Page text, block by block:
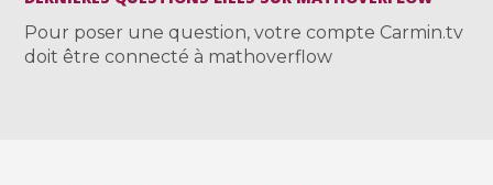
Pour poser une question, votre compte Carmin.tv
doit être connecté à mathoverflow